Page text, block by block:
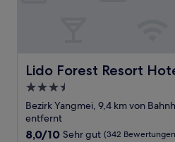
Lido Forest Resort
Lido Forest Resort Hotel
3.5-
Sterne-
Unterkunft
Bezirk Yangmei, 9,4 km von
entfernt
8.0
8,0/10 Sehr gut (342